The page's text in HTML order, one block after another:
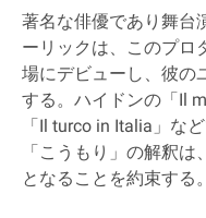
著名な俳優であり舞台
ーリックは、このプロ
場にデビューし、彼の
する。ハイドンの「Il
「Il turco in Italia」な
「こうもり」の解釈
となることを約束する。